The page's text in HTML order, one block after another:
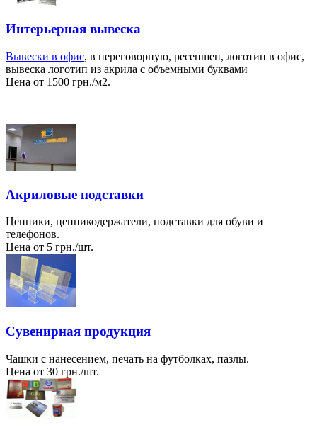
Интерьерная вывеска
Вывески в офис, в переговорную, ресепшен, логотип в офис,
вывеска логотип из акрила с объемными буквами
Цена от 1500 грн./м2.
Акриловые подставки
Ценники, ценникодержатели, подставки для обуви и
телефонов.
Цена от 5 грн./шт.
Сувенирная продукция
Чашки с нанесением, печать на футболках, пазлы.
Цена от 30 грн./шт.